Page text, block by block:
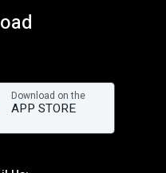
Download on the
APP STORE